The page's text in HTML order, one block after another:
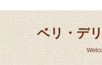
ベリ・デ